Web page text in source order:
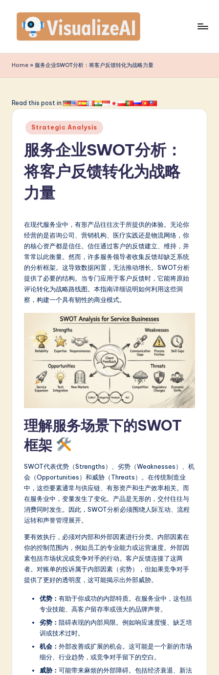
content
is
u
li
A
m
p
fi
d
L
in
A
&
Home » 服务企业SWOT分析：将客户反馈转化为战略力量
Read this post in:
Posted
in
Strategic Analysis
服务企业SWOT分析：
将客户反馈转化为战略
力量
在现代服务业中，有形产品往往次于所提供的体验。无论你
经营的是咨询公司、营销机构、医疗实践还是物流网络，你
的核心资产都是信任。信任通过客户的反馈建立、维持，并
常常以此衡量。然而，许多服务领导者收集反馈却缺乏系统
的分析框架。这导致数据闲置，无法推动增长。SWOT分析
提供了必要的结构。当专门应用于客户反馈时，它能将原始
评论转化为战略路线图。本指南详细说明如何利用这些洞
察，构建一个具有韧性的商业模式。
理解服务场景下的SWOT
框架
SWOT代表优势（Strengths）、劣势（Weaknesses）、机
会（Opportunities）和威胁（Threats）。在传统制造业
中，这些要素通常与供应链、有形资产和生产效率相关。而
在服务业中，变量发生了变化。产品是无形的，交付往往与
消费同时发生。因此，SWOT分析必须围绕人际互动、流程
运转和声誉管理展开。
要有效执行，必须对内部和外部因素进行分类。内部因素在
你的控制范围内，例如员工的专业能力或运营速度。外部因
素包括市场状况或竞争对手的行动。客户反馈连接了这两
者。对账单的投诉属于内部因素（劣势），但如果竞争对手
提供了更好的透明度，这可能揭示出外部威胁。
优势： 有助于你成功的内部特质。在服务业中，这包括
专业技能、高客户留存率或强大的品牌声誉。
劣势： 阻碍表现的内部局限。例如响应速度慢、缺乏培
训或技术过时。
机会： 外部改善或扩展的机会。这可能是一个新的市场
细分、行业趋势，或竞争对手留下的空白。
威胁： 可能带来麻烦的外部障碍。包括经济衰退、新法